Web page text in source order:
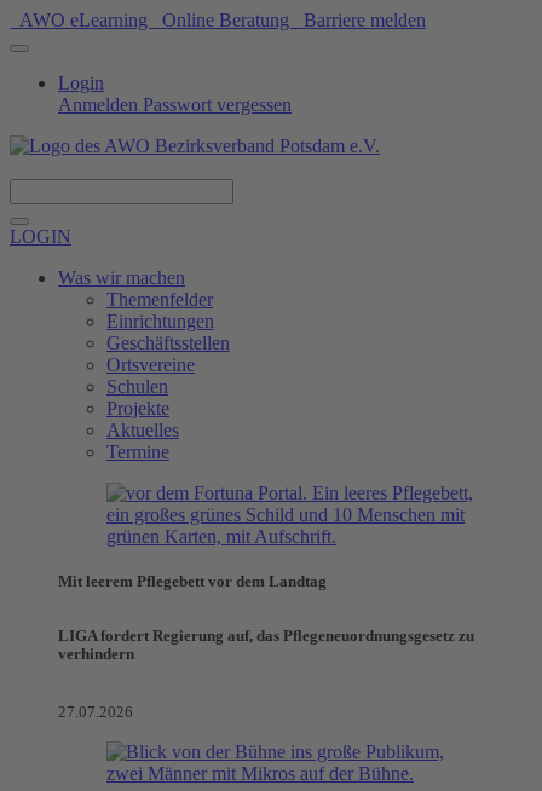
AWO eLearning Online Beratung Barriere melden
Login
Anmelden Passwort vergessen
LOGIN
Was wir machen
Themenfelder
Einrichtungen
Geschäftsstellen
Ortsvereine
Schulen
Projekte
Aktuelles
Termine
Mit leerem Pflegebett vor dem Landtag
LIGA fordert Regierung auf, das Pflegeneuordnungsgesetz zu
verhindern
27.07.2026